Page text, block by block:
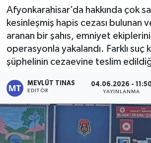
Afyonkarahisar’da hakkında çok
kesinleşmiş hapis cezası bulunan
aranan bir şahıs, emniyet
operasyonla yakalandı. Farklı suç
şüphelinin cezaevine teslim
MEVLÜT TINAS
EDITÖR
04.06.2026 - 11:50
YAYINLANMA
Teknoloji
Kültür - Sanat
Yaşam
Haber Arşivi